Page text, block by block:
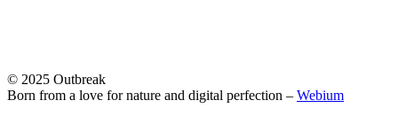
© 2025 Outbreak
Born from a love for nature and digital perfection – Webium